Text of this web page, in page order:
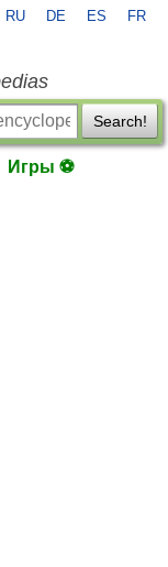
RU DE ES FR
Search!
Игры ⚽